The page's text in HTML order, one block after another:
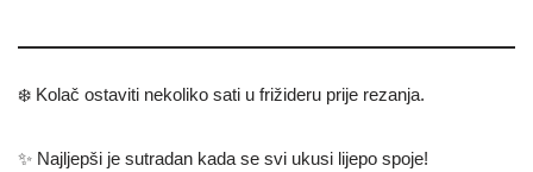
❄️ Kolač ostaviti nekoliko sati u frižideru prije rezanja.
✨ Najljepši je sutradan kada se svi ukusi lijepo spoje!